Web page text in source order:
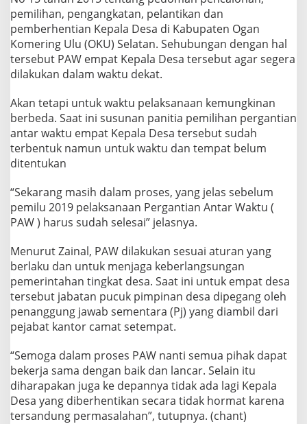
t
S
e
c
a
r
T
d
a
k
m
a
t
pemilihan, pengangkatan, pelantikan dan
pemberhentian Kepala Desa di Kabupaten Ogan
Komering Ulu (OKU) Selatan. Sehubungan dengan hal
tersebut PAW empat Kepala Desa tersebut agar segera
dilakukan dalam waktu dekat.
Akan tetapi untuk waktu pelaksanaan kemungkinan
berbeda. Saat ini susunan panitia pemilihan pergantian
antar waktu empat Kepala Desa tersebut sudah
terbentuk namun untuk waktu dan tempat belum
ditentukan
“Sekarang masih dalam proses, yang jelas sebelum
pemilu 2019 pelaksanaan Pergantian Antar Waktu (
PAW ) harus sudah selesai” jelasnya.
Menurut Zainal, PAW dilakukan sesuai aturan yang
berlaku dan untuk menjaga keberlangsungan
pemerintahan tingkat desa. Saat ini untuk empat desa
tersebut jabatan pucuk pimpinan desa dipegang oleh
penanggung jawab sementara (Pj) yang diambil dari
pejabat kantor camat setempat.
“Semoga dalam proses PAW nanti semua pihak dapat
bekerja sama dengan baik dan lancar. Selain itu
diharapakan juga ke depannya tidak ada lagi Kepala
Desa yang diberhentikan secara tidak hormat karena
tersandung permasalahan”, tutupnya. (chant)